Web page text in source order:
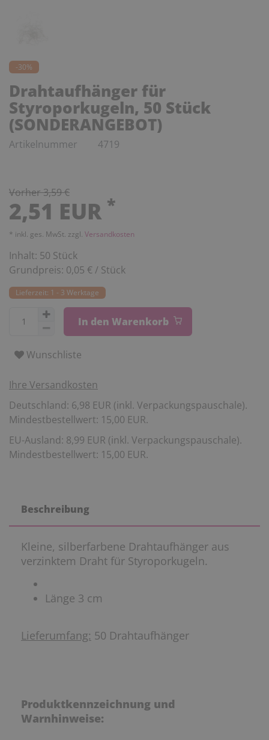
-30%
Drahtaufhänger für
Styroporkugeln, 50 Stück
(SONDERANGEBOT)
Artikelnummer 4719
Vorher 3,59 €
2,51 EUR *
* inkl. ges. MwSt. zzgl. Versandkosten
Inhalt: 50 Stück
Grundpreis: 0,05 € / Stück
Lieferzeit: 1 - 3 Werktage
In den Warenkorb
Wunschliste
Ihre Versandkosten
Deutschland: 6,98 EUR (inkl. Verpackungspauschale).
Mindestbestellwert: 15,00 EUR.
EU-Ausland: 8,99 EUR (inkl. Verpackungspauschale).
Mindestbestellwert: 15,00 EUR.
Beschreibung
Kleine, silberfarbene Drahtaufhänger aus
verzinktem Draht für Styroporkugeln.
Länge 3 cm
Lieferumfang: 50 Drahtaufhänger
Produktkennzeichnung und
Warnhinweise: